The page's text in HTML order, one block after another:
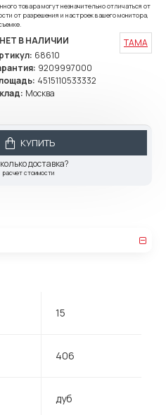
товара могут незначительно отличаться от
от разрешения и настроек вашего монитора,
НЕТ В НАЛИЧИИ
68610
9209997000
4515110533332
Москва
TAMA
КУПИТЬ
доставка?
расчет стоимости
15
406
дуб